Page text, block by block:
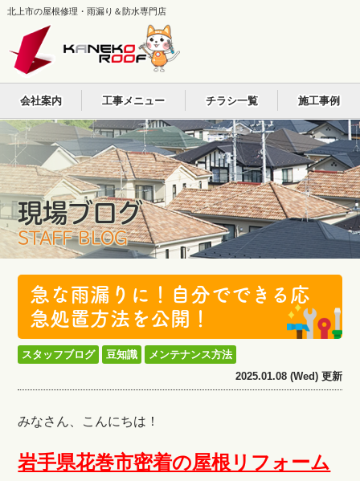
北上市の屋根修理・雨漏り＆防水専門店
会社案内 工事メニュー チラシ一覧 施工事例
現場ブログ
STAFF BLOG
急な雨漏りに！自分でできる応
急処置方法を公開！
スタッフブログ 豆知識
メンテナンス方法
2025.01.08 (Wed) 更新
みなさん、こんにちは！
岩手県花巻市密着の屋根リフォーム